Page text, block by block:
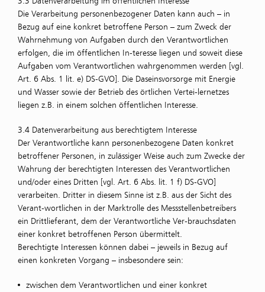
Die Verarbeitung personenbezogener Daten kann auch – in
Bezug auf eine konkret betroffene Person – zum Zweck der
Wahrnehmung von Aufgaben durch den Verantwortlichen
erfolgen, die im öffentlichen In-teresse liegen und soweit diese
Aufgaben vom Verantwortlichen wahrgenommen werden [vgl.
Art. 6 Abs. 1 lit. e) DS-GVO]. Die Daseinsvorsorge mit Energie
und Wasser sowie der Betrieb des örtlichen Vertei-lernetzes
liegen z.B. in einem solchen öffentlichen Interesse.
3.4 Datenverarbeitung aus berechtigtem Interesse
Der Verantwortliche kann personenbezogene Daten konkret
betroffener Personen, in zulässiger Weise auch zum Zwecke der
Wahrung der berechtigten Interessen des Verantwortlichen
und/oder eines Dritten [vgl. Art. 6 Abs. lit. 1 f) DS-GVO]
verarbeiten. Dritter in diesem Sinne ist z.B. aus der Sicht des
Verant-wortlichen in der Marktrolle des Messstellenbetreibers
ein Drittlieferant, dem der Verantwortliche Ver-brauchsdaten
einer konkret betroffenen Person übermittelt.
Berechtigte Interessen können dabei – jeweils in Bezug auf
einen konkreten Vorgang – insbesondere sein:
zwischen dem Verantwortlichen und einer konkret